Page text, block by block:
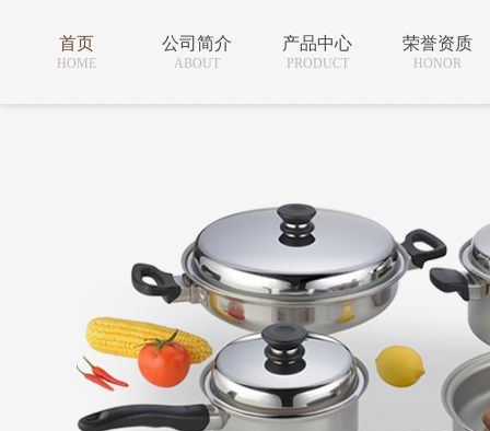
首页
HOME
公司简介
ABOUT
产品中心
PRODUCT
荣誉资质
HONOR